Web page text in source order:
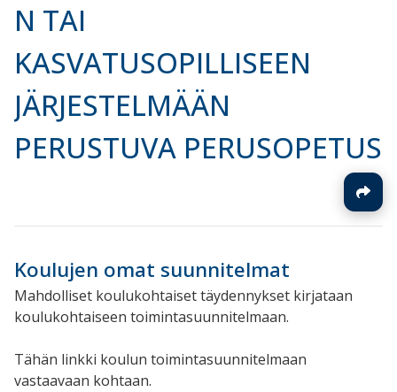
N TAI
KASVATUSOPILLISEEN
JÄRJESTELMÄÄN
PERUSTUVA PERUSOPETUS
Koulujen omat suunnitelmat
Mahdolliset koulukohtaiset täydennykset kirjataan
koulukohtaiseen toimintasuunnitelmaan.
Tähän linkki koulun toimintasuunnitelmaan
vastaavaan kohtaan.